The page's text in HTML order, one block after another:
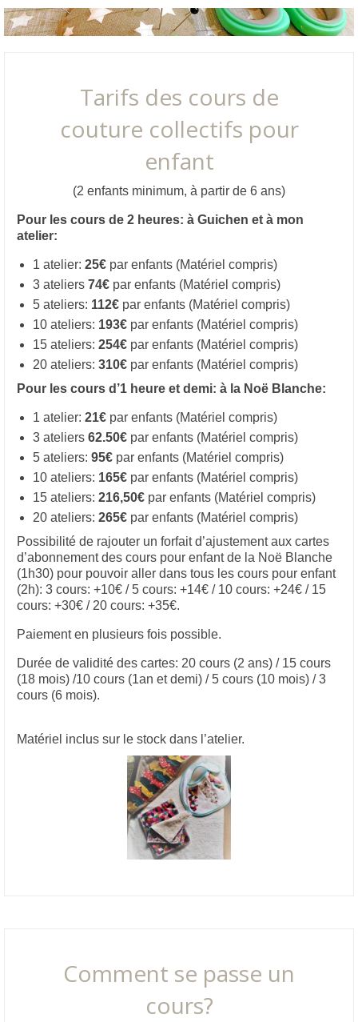
Tarifs des cours de
couture collectifs pour
enfant
(2 enfants minimum, à partir de 6 ans)
Pour les cours de 2 heures: à Guichen et à mon
atelier:
1 atelier: 25€ par enfants (Matériel compris)
3 ateliers 74€ par enfants (Matériel compris)
5 ateliers: 112€ par enfants (Matériel compris)
10 ateliers: 193€ par enfants (Matériel compris)
15 ateliers: 254€ par enfants (Matériel compris)
20 ateliers: 310€ par enfants (Matériel compris)
Pour les cours d’1 heure et demi: à la Noë Blanche:
1 atelier: 21€ par enfants (Matériel compris)
3 ateliers 62.50€ par enfants (Matériel compris)
5 ateliers: 95€ par enfants (Matériel compris)
10 ateliers: 165€ par enfants (Matériel compris)
15 ateliers: 216,50€ par enfants (Matériel compris)
20 ateliers: 265€ par enfants (Matériel compris)
Possibilité de rajouter un forfait d’ajustement aux cartes
d’abonnement des cours pour enfant de la Noë Blanche
(1h30) pour pouvoir aller dans tous les cours pour enfant
(2h): 3 cours: +10€ / 5 cours: +14€ / 10 cours: +24€ / 15
cours: +30€ / 20 cours: +35€.
Paiement en plusieurs fois possible.
Durée de validité des cartes: 20 cours (2 ans) / 15 cours
(18 mois) /10 cours (1an et demi) / 5 cours (10 mois) / 3
cours (6 mois).
Matériel inclus sur le stock dans l’atelier.
Comment se passe un
cours?